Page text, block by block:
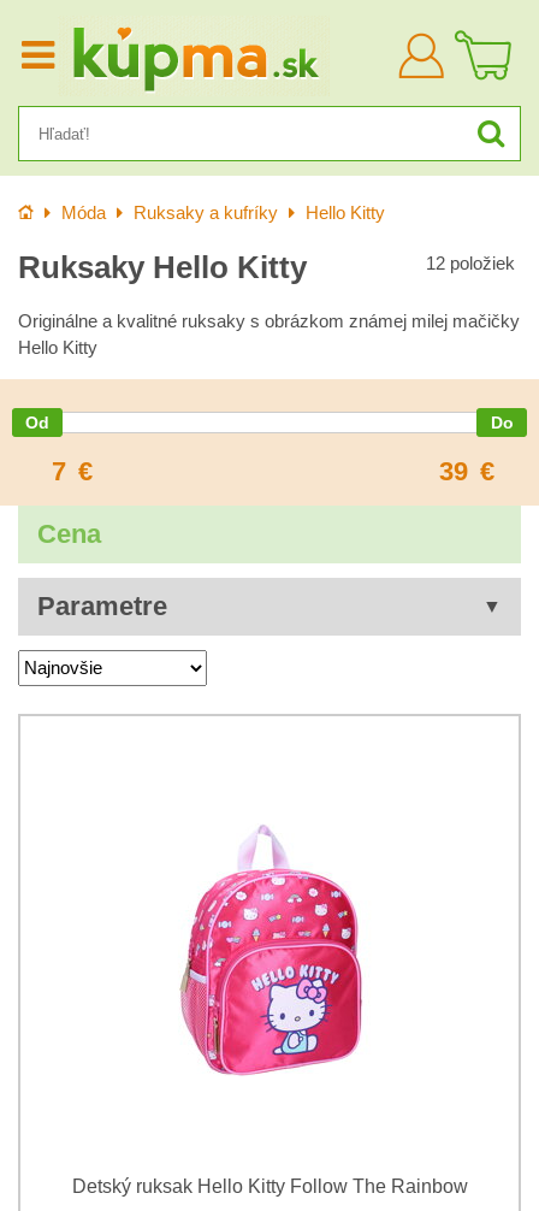
Prihlásiť
sa
Úvod Móda Ruksaky a kufríky Hello Kitty
Ruksaky Hello Kitty 12 položiek
Originálne a kvalitné ruksaky s obrázkom známej milej mačičky
Hello Kitty
7 € 39 €
Cena
Parametre
Detský ruksak Hello Kitty Follow The Rainbow